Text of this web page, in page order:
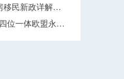
移民新政详解…
位一体欧盟永…